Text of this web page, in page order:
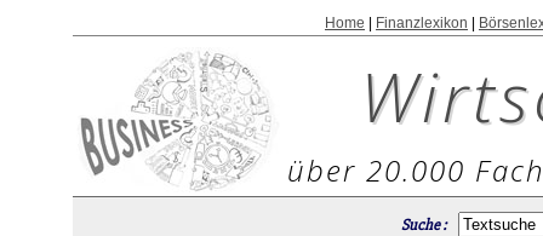
Home Finanzlexikon
über 20.000
Suche :